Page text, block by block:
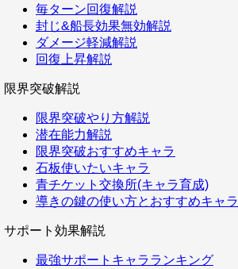
毎ターン回復解説
封じ&船長効果無効解説
ダメージ軽減解説
回復上昇解説
限界突破解説
限界突破やり方解説
潜在能力解説
限界突破おすすめキャラ
石板使いたいキャラ
青チケット交換所(キャラ育成)
導きの鍵の使い方とおすすめキャラ
サポート効果解説
最強サポートキャラランキング